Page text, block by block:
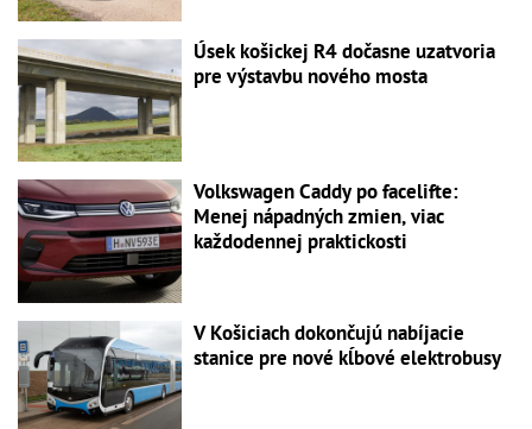
Úsek košickej R4 dočasne uzatvoria
pre výstavbu nového mosta
Volkswagen Caddy po facelifte:
Menej nápadných zmien, viac
každodennej praktickosti
V Košiciach dokončujú nabíjacie
stanice pre nové kĺbové elektrobusy